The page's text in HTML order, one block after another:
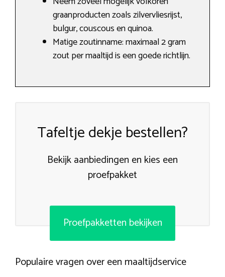
graanproducten zoals zilvervliesrijst,
bulgur, couscous en quinoa.
Matige zoutinname: maximaal 2 gram
zout per maaltijd is een goede richtlijn.
Tafeltje dekje bestellen?
Bekijk aanbiedingen en kies een
proefpakket
Proefpakketten bekijken
Populaire vragen over een maaltijdservice